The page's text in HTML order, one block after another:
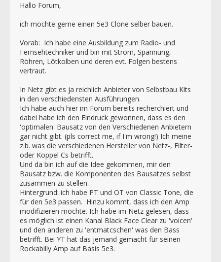
Hallo Forum,
ich möchte gerne einen 5e3 Clone selber bauen.
Vorab: Ich habe eine Ausbildung zum Radio- und
Fernsehtechniker und bin mit Strom, Spannung,
Röhren, Lötkolben und deren evt. Folgen bestens
vertraut.
In Netz gibt es ja reichlich Anbieter von Selbstbau Kits
in den verschiedensten Ausführungen.
Ich habe auch hier im Forum bereits recherchiert und
dabei habe ich den Eindruck gewonnen, dass es den
'optimalen' Bausatz von den Verschiedenen Anbietern
gar nicht gibt. (pls correct me, if I'm wrong!) Ich meine
z.b. was die verschiedenen Hersteller von Netz-, Filter-
oder Koppel Cs betrifft.
Und da bin ich auf die Idee gekommen, mir den
Bausatz bzw. die Komponenten des Bausatzes selbst
zusammen zu stellen.
Hintergrund: ich habe PT und OT von Classic Tone, die
für den 5e3 passen. Hinzu kommt, dass ich den Amp
modifizieren möchte. Ich habe im Netz gelesen, dass
es möglich ist einen Kanal Black Face Clear zu 'voicen'
und den anderen zu 'entmatcschen' was den Bass
betrifft. Bei YT hat das jemand gemacht für seinen
Rockabilly Amp auf Basis 5e3.